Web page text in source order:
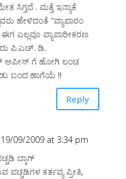
ಸಿಗ್ತದೆ . ಮತ್ತೆ ಇನ್ಯಾಕೆ
ಹೇಳಿದಂತೆ “ವ್ಯಾಪಾರಂ
ಎಲ್ಲವೂ ವ್ಯಾಪಾರೀಕರಣ
ಪಿ.ಎಚ್. ಡಿ.
ಅಪೀಸ್ ಗೆ ಹೋಗಿ ಲಂಚ
ಬಂದ ಹಾಗೆಯೆ !!
Reply
09/2009 at 3:34 pm
ಬ್ಕಾಗ್
ಪಚ್ಚಡಿಗಳ ಕರ್ತವ್ಯ ಪ್ರೀತಿ,